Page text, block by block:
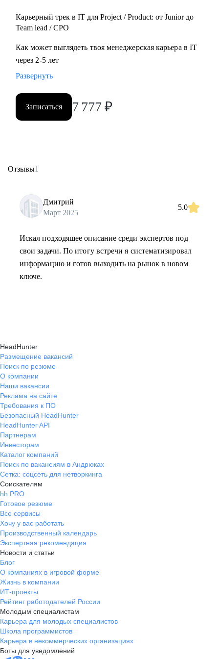
Карьерный трек в IT для Project / Product: от Junior до
Team lead / CPO
Как может выглядеть твоя менеджерская карьера в IT
через 2-5 лет
Развернуть
Записаться 7 777 ₽
Отзывы1
Дмитрий
Март 2025
5.0
Искал подходящее описание среди экспертов под
свои задачи. По итогу встречи я систематизировал
информацию и готов выходить на рынок в новом
ключе.
HeadHunter
Размещение вакансий
Поиск по резюме
О компании
Наши вакансии
Реклама на сайте
Требования к ПО
Безопасный HeadHunter
HeadHunter API
Партнерам
Инвесторам
Каталог компаний
Поиск по вакансиям в Андрюках
Сетка: соцсеть для нетворкинга
Соискателям
hh PRO
Готовое резюме
Все сервисы
Хочу у вас работать
Производственный календарь
Экспертная рекомендация
Новости и статьи
Блог
О компаниях в игровой форме
Жизнь в компании
ИТ-проекты
Рейтинг работодателей России
Молодым специалистам
Карьера для молодых специалистов
Школа программистов
Карьера в некоммерческих организациях
Боты для уведомлений